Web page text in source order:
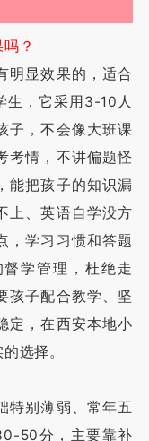
？
显效果的，适合
生，它采用3-10人
子，不会像大班课
考情，不讲偏题怪
能把孩子的知识漏
上、英语自学没方
，学习习惯和答题
学管理，杜绝走
孩子配合教学、坚
定，在西安本地小
选择。
别薄弱、常年五
50分，主要靠补